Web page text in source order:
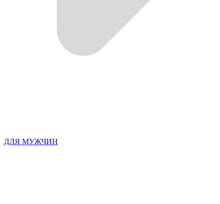
ДЛЯ МУЖЧИН